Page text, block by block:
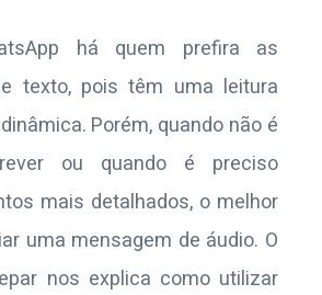
há quem prefira as
texto, pois têm uma leitura
Porém, quando não é
ou quando é preciso
mais detalhados, o melhor
uma mensagem de áudio. O
nos explica como utilizar